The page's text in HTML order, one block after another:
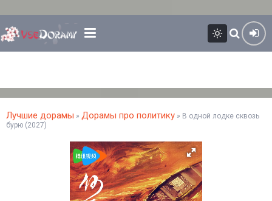
Лучшие дорамы » Дорамы про политику » В одной лодке сквозь
бурю (2027)